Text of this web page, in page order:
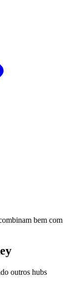
bem com
outros hubs